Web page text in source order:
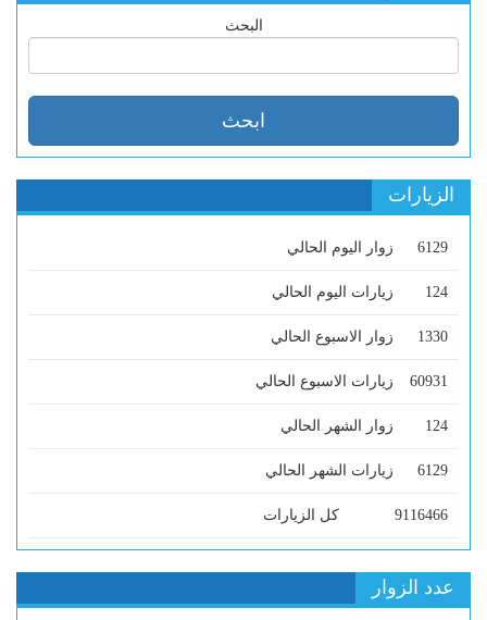
البحث
الزيارات
6129 زوار اليوم الحالي
124 زيارات اليوم الحالي
1330 زوار الاسبوع الحالي
60931 زيارات الاسبوع الحالي
124 زوار الشهر الحالي
6129 زيارات الشهر الحالي
9116466 كل الزيارات
عدد الزوار